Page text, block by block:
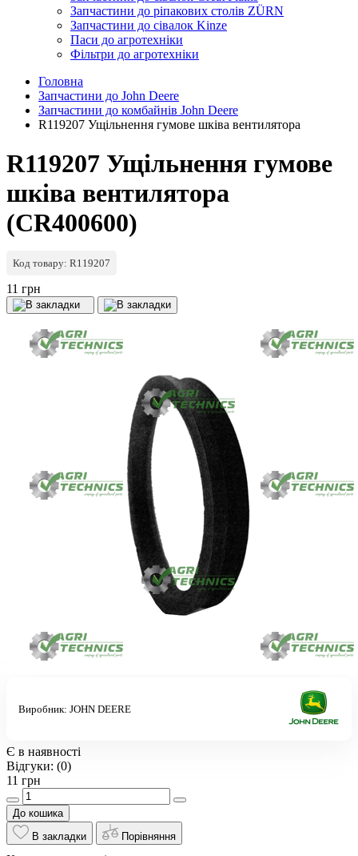
Запчастини до ріпакових столів ZÜRN
Запчастини до сівалок Kinze
Паси до агротехніки
Фільтри до агротехніки
Головна
Запчастини до John Deere
Запчастини до комбайнів John Deere
R119207 Ущільнення гумове шківа вентилятора
R119207 Ущільнення гумове
шківа вентилятора
(CR400600)
Код товару: R119207
11 грн
Виробник: JOHN DEERE
Є в наявності
Відгуки: (0)
11 грн
До кошика
В закладки
Порівняння